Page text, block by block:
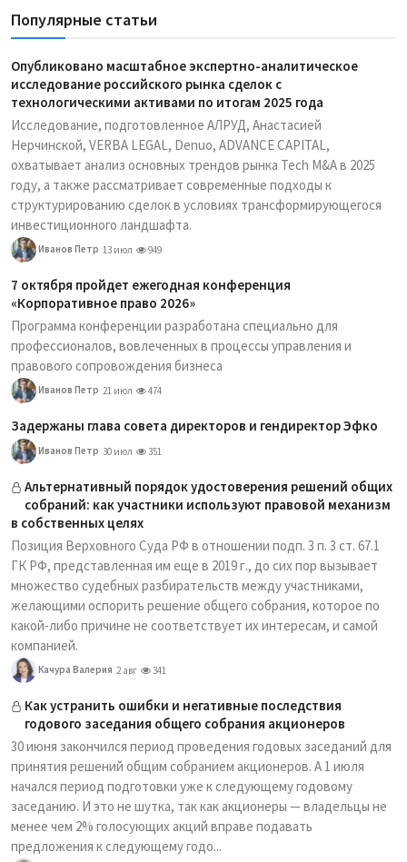
Популярные статьи
Опубликовано масштабное экспертно-аналитическое
исследование российского рынка сделок с
технологическими активами по итогам 2025 года
Исследование, подготовленное АЛРУД, Анастасией
Нерчинской, VERBA LEGAL, Denuo, ADVANCE CAPITAL,
охватывает анализ основных трендов рынка Tech M&A в 2025
году, а также рассматривает современные подходы к
структурированию сделок в условиях трансформирующегося
инвестиционного ландшафта.
Иванов Петр 13 июл 949
7 октября пройдет ежегодная конференция
«Корпоративное право 2026»
Программа конференции разработана специально для
профессионалов, вовлеченных в процессы управления и
правового сопровождения бизнеса
Иванов Петр 21 июл 474
Задержаны глава совета директоров и гендиректор Эфко
Иванов Петр 30 июл 351
Альтернативный порядок удостоверения решений общих
собраний: как участники используют правовой механизм
в собственных целях
Позиция Верховного Суда РФ в отношении подп. 3 п. 3 ст. 67.1
ГК РФ, представленная им еще в 2019 г., до сих пор вызывает
множество судебных разбирательств между участниками,
желающими оспорить решение общего собрания, которое по
какой-либо причине не соответствует их интересам, и самой
компанией.
Качура Валерия 2 авг 341
Как устранить ошибки и негативные последствия
годового заседания общего собрания акционеров
30 июня закончился период проведения годовых заседаний для
принятия решений общим собранием акционеров. А 1 июля
начался период подготовки уже к следующему годовому
заседанию. И это не шутка, так как акционеры — владельцы не
менее чем 2% голосующих акций вправе подавать
предложения к следующему годо...